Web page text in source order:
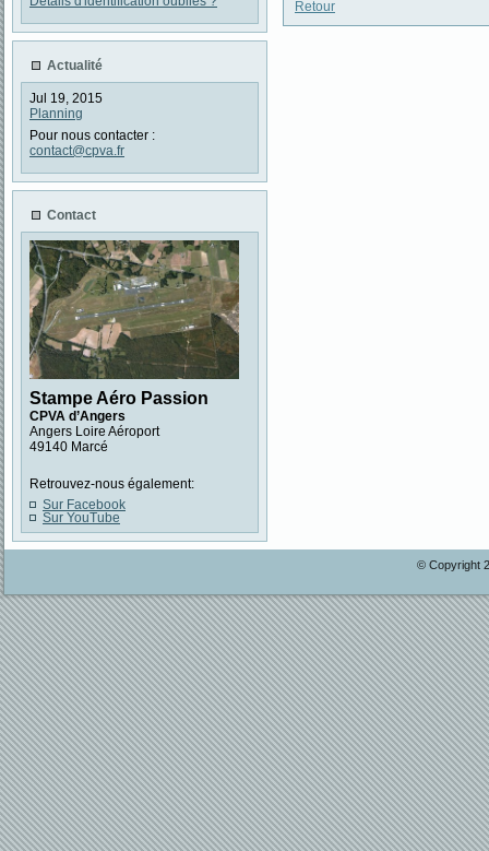
Actualité
Jul 19, 2015
Planning
Pour nous contacter :
contact@cpva.fr
Contact
Stampe Aéro Passion
CPVA d’Angers
Angers Loire Aéroport
49140 Marcé
Retrouvez-nous également:
Sur Facebook
Sur YouTube
Retour
© Copyright